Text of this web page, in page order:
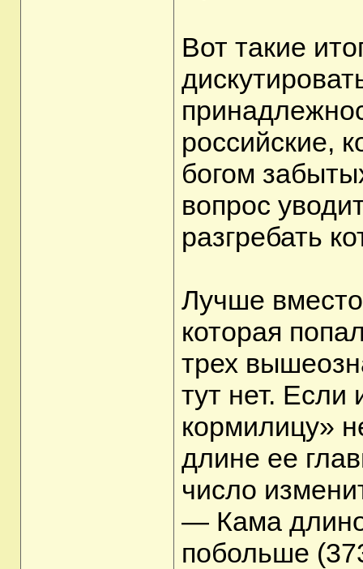
Вот такие
российские,
богом
вопрос
разгребать
Лучше вместо
которая
трех
тут нет. Если
кормилицу»
длине ее
число
— Кама
побольше